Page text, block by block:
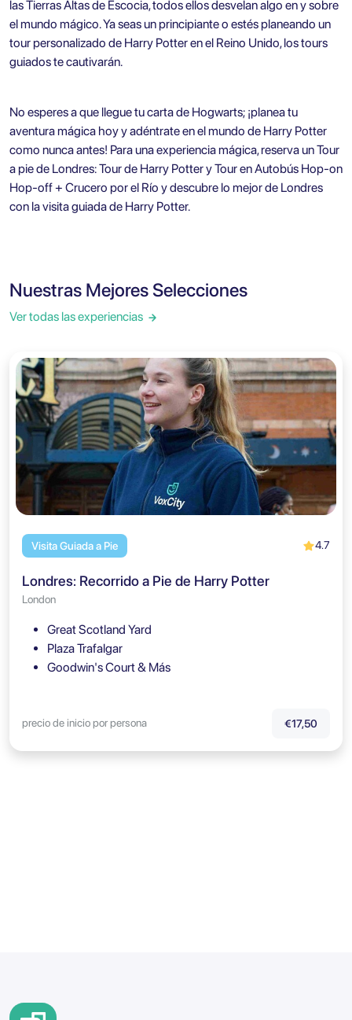
las Tierras Altas de Escocia, todos ellos desvelan algo en y sobre
el mundo mágico. Ya seas un principiante o estés planeando un
tour personalizado de Harry Potter en el Reino Unido, los tours
guiados te cautivarán.
No esperes a que llegue tu carta de Hogwarts; ¡planea tu
aventura mágica hoy y adéntrate en el mundo de Harry Potter
como nunca antes! Para una experiencia mágica, reserva unTour
a pie de Londres: Tour de Harry Potter y Tour en Autobús Hop-on
Hop-off + Crucero por el Río y descubre lo mejor de Londres
con la visita guiada de Harry Potter.
Nuestras Mejores Selecciones
Ver todas las experiencias
Visita Guiada a Pie 4.7
Londres: Recorrido a Pie de Harry Potter
London
Great Scotland Yard
Plaza Trafalgar
Goodwin's Court & Más
precio de inicio por persona €17,50